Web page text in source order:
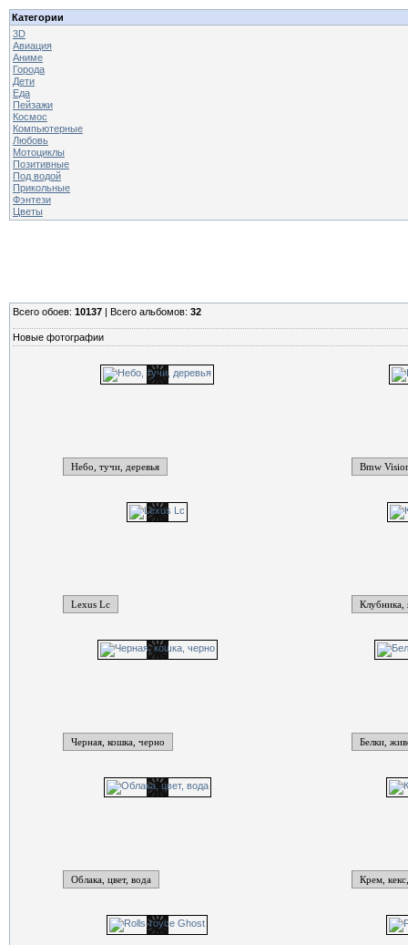
Категории
3D
Авиация
Аниме
Города
Дети
Еда
Пейзажи
Космос
Компьютерные
Любовь
Мотоциклы
Позитивные
Под водой
Прикольные
Фэнтези
Цветы
Всего обоев: 10137 | Всего альбомов: 32
Новые фотографии
Небо, тучи, деревья Bmw
Lexus Lc Клубника,
Черная, кошка, черно Белки,
Облака, цвет, вода Крем,